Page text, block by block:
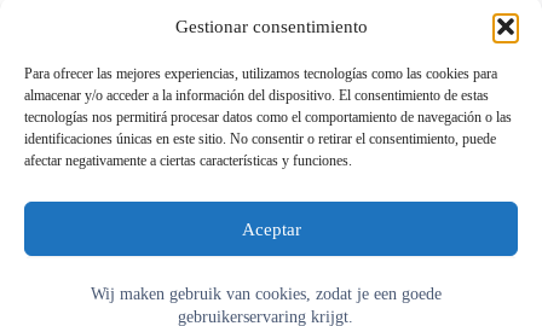
Gestionar consentimiento
Para ofrecer las mejores experiencias, utilizamos tecnologías como las cookies para
almacenar y/o acceder a la información del dispositivo. El consentimiento de estas
tecnologías nos permitirá procesar datos como el comportamiento de navegación o las
identificaciones únicas en este sitio. No consentir o retirar el consentimiento, puede
afectar negativamente a ciertas características y funciones.
Aceptar
Denegar
Wij maken gebruik van cookies, zodat je een goede
gebruikerservaring krijgt.
17 de september de 2025
VORIGE
Colofon
📄 Algemene Voorwaarden (AV)